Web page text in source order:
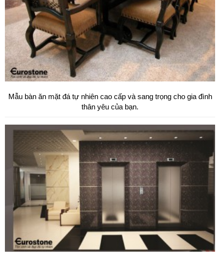
Mẫu bàn ăn mặt đá tự nhiên cao cấp và sang trọng cho gia đình
thân yêu của bạn.